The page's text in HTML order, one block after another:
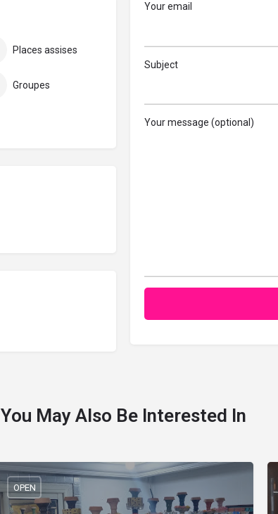
Places assises
Groupes
Your email
Subject
Your message (optional)
You May Also Be Interested In
OPEN